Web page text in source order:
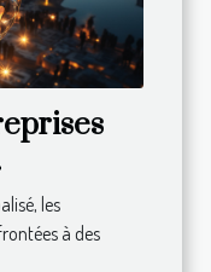
et les
à des